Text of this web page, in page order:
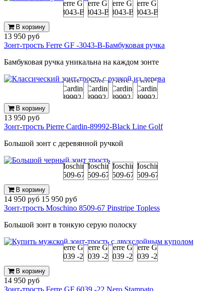
В корзину
13 950 руб
Зонт-трость Ferre GF -3043-B-Бамбуковая ручка
Бамбуковая ручка уникальна на каждом зонте
В корзину
13 950 руб
Зонт-трость Pierre Cardin-89992-Black Line Golf
Большой зонт с деревянной ручкой
В корзину
14 950 руб 15 950 руб
Зонт-трость Moschino 8509-67 Pinstripe Topless
Большой зонт в тонкую серую полоску
В корзину
14 950 руб
Зонт-трость Ferre GF 6039 -22 Nero Stampato